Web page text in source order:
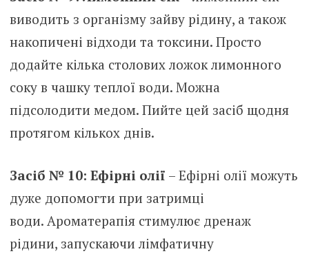
виводить з організму зайву рідину, а також
накопичені відходи та токсини. Просто
додайте кілька столових ложок лимонного
соку в чашку теплої води. Можна
підсолодити медом. Пийте цей засіб щодня
протягом кількох днів.
Засіб № 10: Ефірні олії – Ефірні олії можуть
дуже допомогти при затримці
води. Ароматерапія стимулює дренаж
рідини, запускаючи лімфатичну